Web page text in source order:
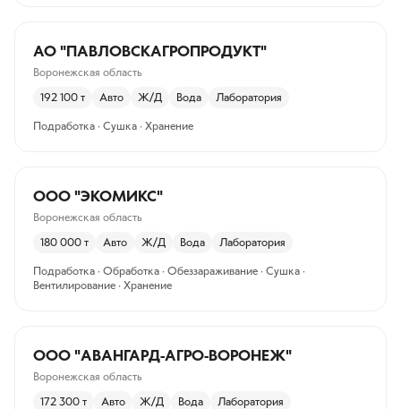
АО "ПАВЛОВСКАГРОПРОДУКТ"
Воронежская область
192 100 т Авто Ж/Д Вода Лаборатория
Подработка · Сушка · Хранение
ООО "ЭКОМИКС"
Воронежская область
180 000 т Авто Ж/Д Вода Лаборатория
Подработка · Обработка · Обеззараживание · Сушка ·
Вентилирование · Хранение
ООО "АВАНГАРД-АГРО-ВОРОНЕЖ"
Воронежская область
172 300 т Авто Ж/Д Вода Лаборатория